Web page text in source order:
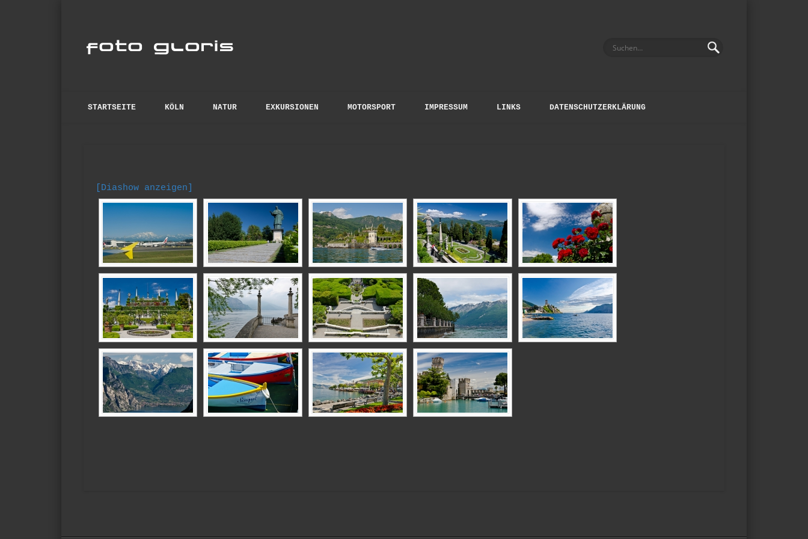
anspruchsvolle Fotos
STARTSEITE KÖLN NATUR EXKURSIONEN MOTORSPORT IMPRESSUM LINKS DATENSCHUTZERKLÄRUNG
[Diashow anzeigen]